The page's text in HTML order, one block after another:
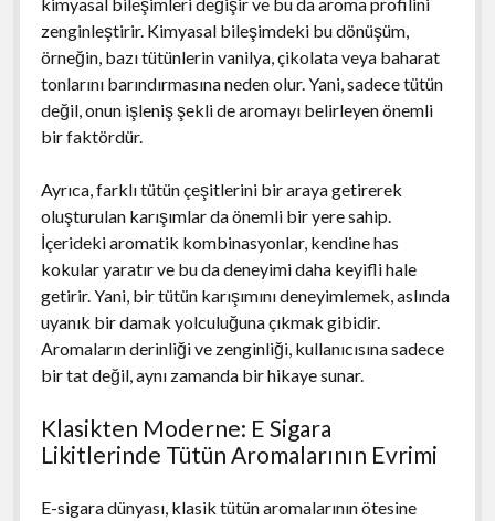
zenginleştirir. Kimyasal bileşimdeki bu dönüşüm,
örneğin, bazı tütünlerin vanilya, çikolata veya baharat
tonlarını barındırmasına neden olur. Yani, sadece tütün
değil, onun işleniş şekli de aromayı belirleyen önemli
bir faktördür.
Ayrıca, farklı tütün çeşitlerini bir araya getirerek
oluşturulan karışımlar da önemli bir yere sahip.
İçerideki aromatik kombinasyonlar, kendine has
kokular yaratır ve bu da deneyimi daha keyifli hale
getirir. Yani, bir tütün karışımını deneyimlemek, aslında
uyanık bir damak yolculuğuna çıkmak gibidir.
Aromaların derinliği ve zenginliği, kullanıcısına sadece
bir tat değil, aynı zamanda bir hikaye sunar.
Klasikten Moderne: E Sigara
Likitlerinde Tütün Aromalarının Evrimi
E-sigara dünyası, klasik tütün aromalarının ötesine